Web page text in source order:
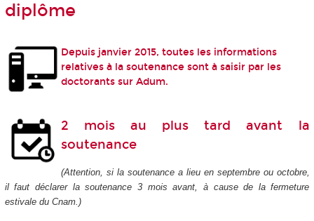
diplôme
Depuis janvier 2015, toutes les informations
relatives à la soutenance sont à saisir par les
doctorants sur Adum.
2 mois au plus tard avant la
soutenance
(Attention, si la soutenance a lieu en septembre ou octobre,
il faut déclarer la soutenance 3 mois avant, à cause de la fermeture
estivale du Cnam.)